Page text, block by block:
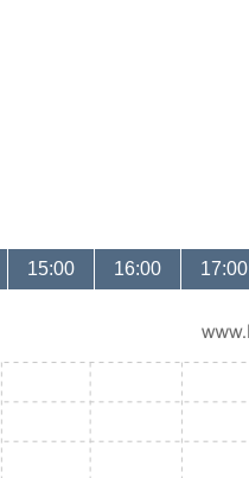
15:00 16:00 17:00